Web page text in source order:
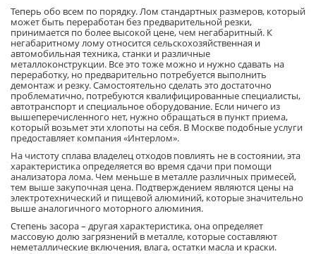
Теперь обо всем по порядку. Лом стандартных размеров, который
может быть переработан без предварительной резки,
принимается по более высокой цене, чем негабаритный. К
негабаритному лому относится сельскохозяйственная и
автомобильная техника, станки и различные
металлоконструкции. Все это тоже можно и нужно сдавать на
переработку, но предварительно потребуется выполнить
демонтаж и резку. Самостоятельно сделать это достаточно
проблематично, потребуются квалифицированные специалисты,
автотранспорт и специальное оборудование. Если ничего из
вышеперечисленного нет, нужно обращаться в пункт приема,
который возьмет эти хлопоты на себя. В Москве подобные услуги
предоставляет компания «Интерлом».
На чистоту сплава владелец отходов повлиять не в состоянии, эта
характеристика определяется во время сдачи при помощи
анализатора лома. Чем меньше в металле различных примесей,
тем выше закупочная цена. Подтверждением являются цены на
электротехнический и пищевой алюминий, которые значительно
выше аналогичного моторного алюминия.
Степень засора – другая характеристика, она определяет
массовую долю загрязнений в металле, которые составляют
неметаллические включения, влага, остатки масла и краски.